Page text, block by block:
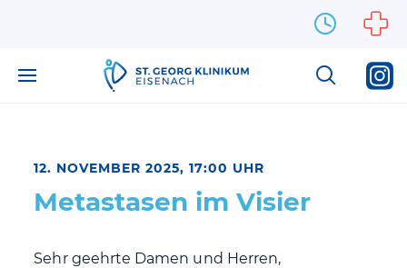
12. NOVEMBER 2025, 17:00 UHR
Metastasen im Visier
Sehr geehrte Damen und Herren,